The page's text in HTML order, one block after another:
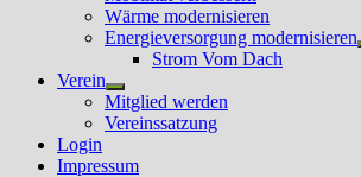
Wärme modernisieren
Energieversorgung modernisieren
Strom Vom Dach
Verein
Untermenü
anzeigen
Mitglied werden
Vereinssatzung
Login
Impressum